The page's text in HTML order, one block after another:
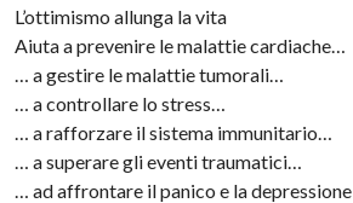
L’ottimismo allunga la vita
Aiuta a prevenire le malattie cardiache…
… a gestire le malattie tumorali…
… a controllare lo stress…
… a rafforzare il sistema immunitario…
… a superare gli eventi traumatici…
… ad affrontare il panico e la depressione